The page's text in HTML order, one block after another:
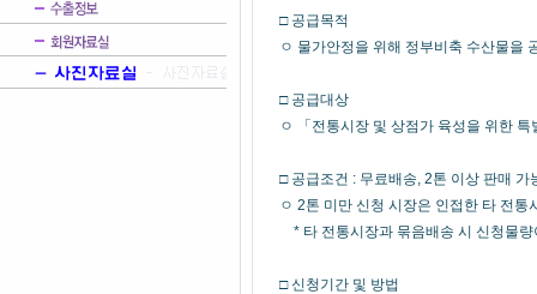
□ 공급목적
ㅇ 물가안정을 위해 정부비축 수산물을
□ 공급대상
ㅇ 「전통시장 및 상점가 육성을 위한
□ 공급조건 : 무료배송, 2톤 이상 판매 가
ㅇ 2톤 미만 신청 시장은 인접한 타 전통
* 타 전통시장과 묶음배송 시 신청물량
□ 신청기간 및 방법